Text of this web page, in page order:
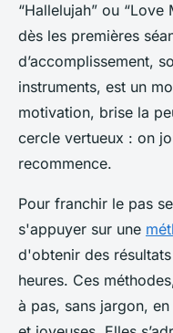
“Hallelujah” ou
dès les premières
d’accomplissement,
instruments, est un
motivation, brise la
cercle vertueux : on
recommence.
Pour franchir le pas
s'appuyer sur une
d'obtenir des
heures. Ces
à pas, sans jargon,